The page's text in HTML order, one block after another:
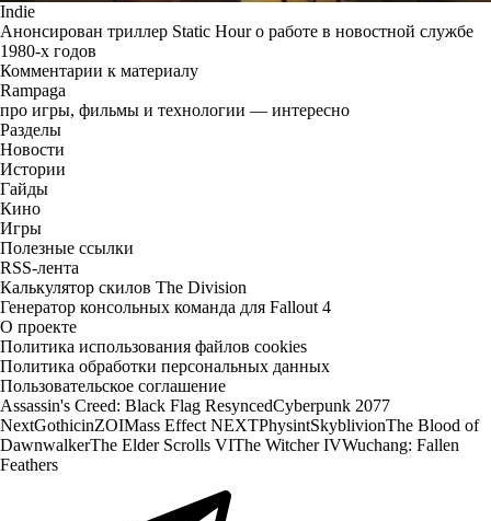
Indie
Анонсирован триллер Static Hour о работе в новостной службе
1980-х годов
Комментарии к материалу
Rampaga
про игры, фильмы и технологии — интересно
Разделы
Новости
Истории
Гайды
Кино
Игры
Полезные ссылки
RSS-лента
Калькулятор скилов The Division
Генератор консольных команда для Fallout 4
О проекте
Политика использования файлов cookies
Политика обработки персональных данных
Пользовательское соглашение
Assassin's Creed: Black Flag ResyncedCyberpunk 2077
NextGothicinZOIMass Effect NEXTPhysintSkyblivionThe Blood of
DawnwalkerThe Elder Scrolls VIThe Witcher IVWuchang: Fallen
Feathers